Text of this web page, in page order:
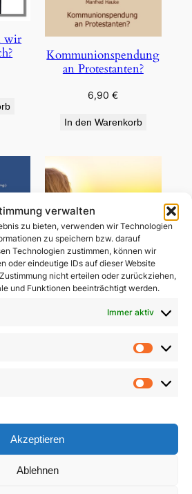
verwalten
zu bieten, verwenden wir Technologien
zu speichern bzw. darauf
Technologien zustimmen, können wir
oder eindeutige IDs auf dieser Website
nicht erteilen oder zurückziehen,
und Funktionen beeinträchtigt werden.
Immer aktiv
Akzeptieren
Ablehnen
wir
Kommunionspendung
an Protestanten?
6,90€
In den Warenkorb
Dimensionen innerer